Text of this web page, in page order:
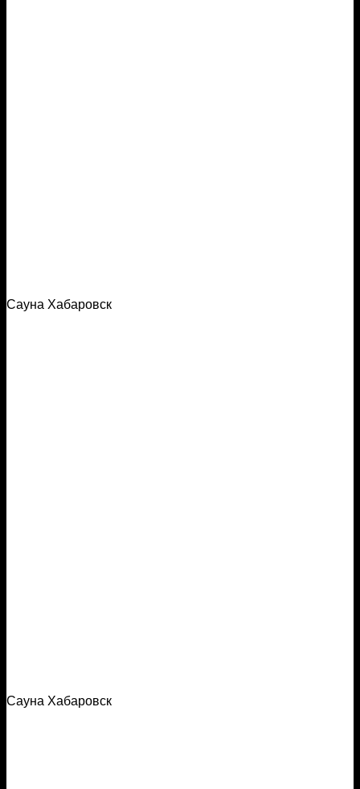
Сауна Хабаровск
Сауна Хабаровск